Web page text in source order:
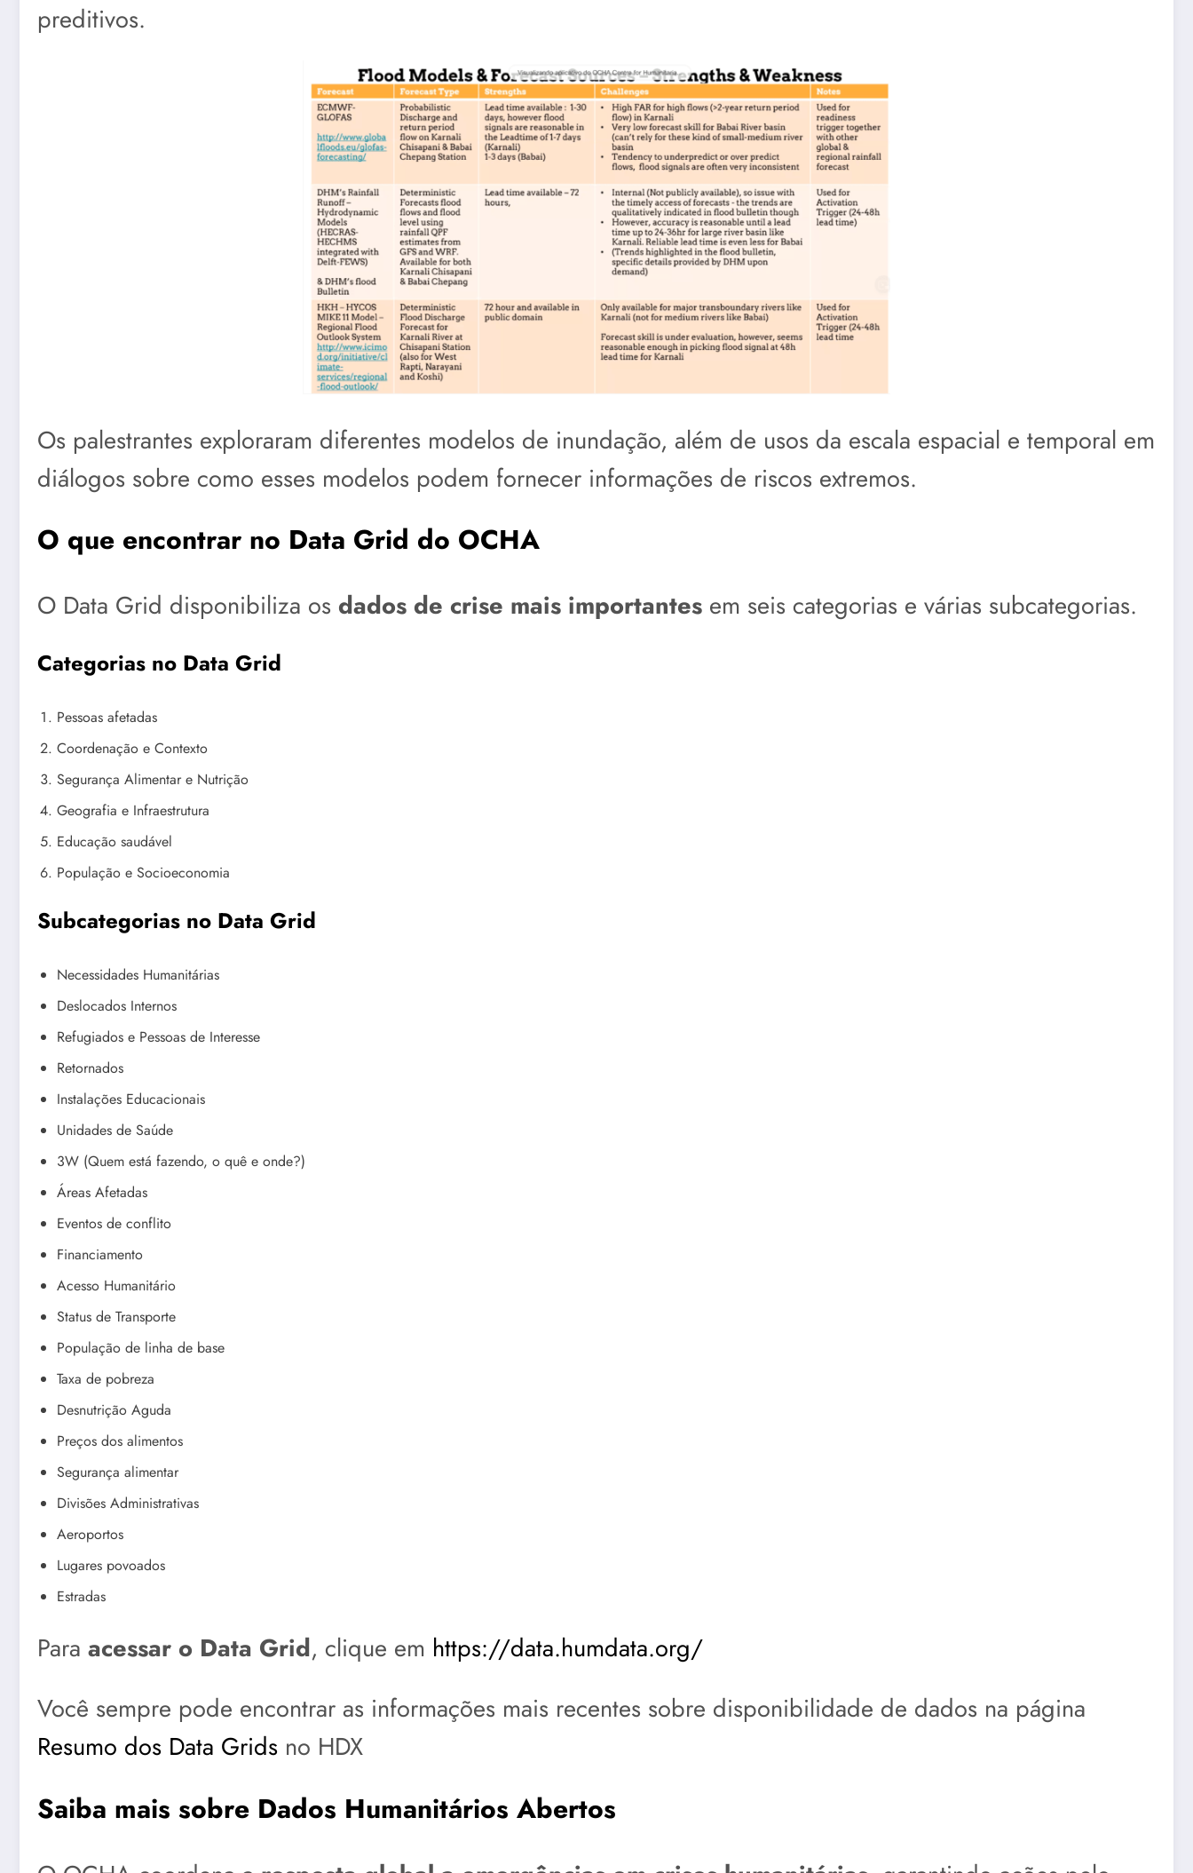
preditivos.
Os palestrantes exploraram diferentes modelos de inundação, além de usos da escala espacial e temporal em
diálogos sobre como esses modelos podem fornecer informações de riscos extremos.
O que encontrar no Data Grid do OCHA
O Data Grid disponibiliza os dados de crise mais importantes em seis categorias e várias subcategorias.
Categorias no Data Grid
Pessoas afetadas
Coordenação e Contexto
Segurança Alimentar e Nutrição
Geografia e Infraestrutura
Educação saudável
População e Socioeconomia
Subcategorias no Data Grid
Necessidades Humanitárias
Deslocados Internos
Refugiados e Pessoas de Interesse
Retornados
Instalações Educacionais
Unidades de Saúde
3W (Quem está fazendo, o quê e onde?)
Áreas Afetadas
Eventos de conflito
Financiamento
Acesso Humanitário
Status de Transporte
População de linha de base
Taxa de pobreza
Desnutrição Aguda
Preços dos alimentos
Segurança alimentar
Divisões Administrativas
Aeroportos
Lugares povoados
Estradas
Para acessar o Data Grid, clique em https://data.humdata.org/
Você sempre pode encontrar as informações mais recentes sobre disponibilidade de dados na página
Resumo dos Data Grids no HDX
Saiba mais sobre Dados Humanitários Abertos